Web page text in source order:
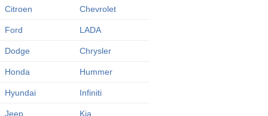
Citroen Chevrolet
Ford LADA
Dodge Chrysler
Honda Hummer
Hyundai Infiniti
Jeep Kia